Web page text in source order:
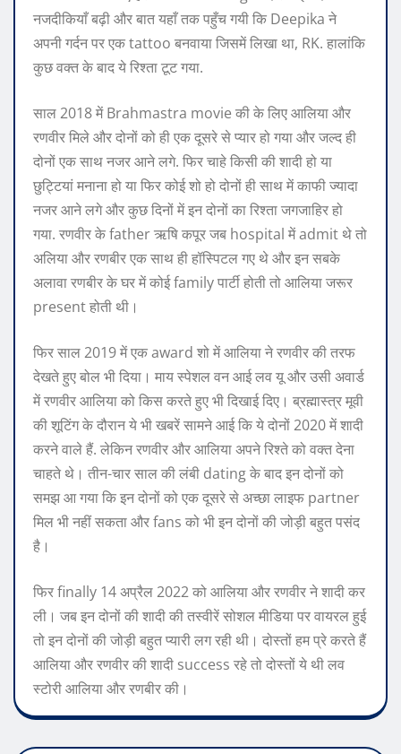
नजदीकियाँ बढ़ी और बात यहाँ तक पहुँच गयी कि Deepika ने
अपनी गर्दन पर एक tattoo बनवाया जिसमें लिखा था, RK. हालांकि
कुछ वक्त के बाद ये रिश्ता टूट गया.
साल 2018 में Brahmastra movie की के लिए आलिया और
रणवीर मिले और दोनों को ही एक दूसरे से प्यार हो गया और जल्द ही
दोनों एक साथ नजर आने लगे. फिर चाहे किसी की शादी हो या
छुट्टियां मनाना हो या फिर कोई शो हो दोनों ही साथ में काफी ज्यादा
नजर आने लगे और कुछ दिनों में इन दोनों का रिश्ता जगजाहिर हो
गया. रणवीर के father ऋषि कपूर जब hospital में admit थे तो
अलिया और रणबीर एक साथ ही हॉस्पिटल गए थे और इन सबके
अलावा रणबीर के घर में कोई family पार्टी होती तो आलिया जरूर
present होती थी।
फिर साल 2019 में एक award शो में आलिया ने रणवीर की तरफ
देखते हुए बोल भी दिया। माय स्पेशल वन आई लव यू और उसी अवार्ड
में रणवीर आलिया को किस करते हुए भी दिखाई दिए। ब्रह्मास्त्र मूवी
की शूटिंग के दौरान ये भी खबरें सामने आई कि ये दोनों 2020 में शादी
करने वाले हैं. लेकिन रणवीर और आलिया अपने रिश्ते को वक्त देना
चाहते थे। तीन-चार साल की लंबी dating के बाद इन दोनों को
समझ आ गया कि इन दोनों को एक दूसरे से अच्छा लाइफ partner
मिल भी नहीं सकता और fans को भी इन दोनों की जोड़ी बहुत पसंद
है।
फिर finally 14 अप्रैल 2022 को आलिया और रणवीर ने शादी कर
ली। जब इन दोनों की शादी की तस्वीरें सोशल मीडिया पर वायरल हुई
तो इन दोनों की जोड़ी बहुत प्यारी लग रही थी। दोस्तों हम प्रे करते हैं
आलिया और रणवीर की शादी success रहे तो दोस्तों ये थी लव
स्टोरी आलिया और रणबीर की।